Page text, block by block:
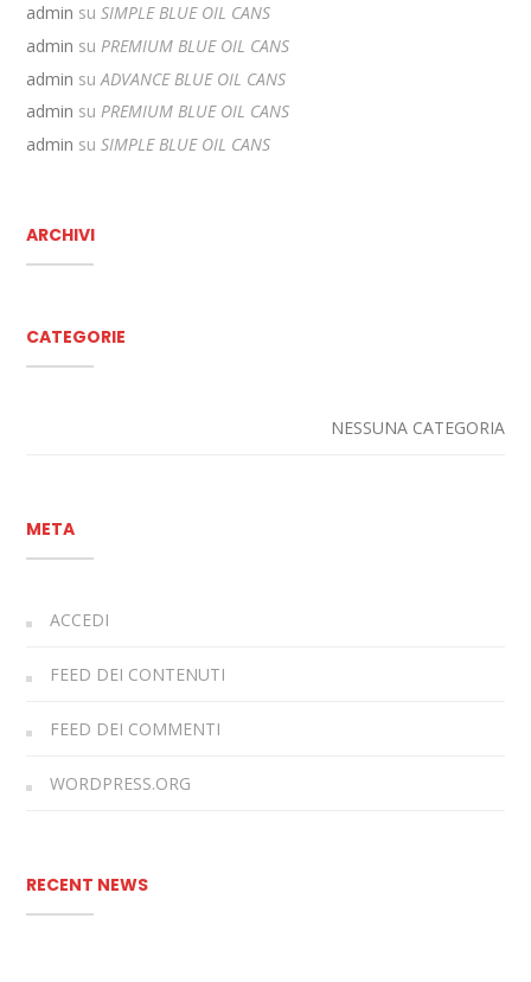
admin suSIMPLE BLUE OIL CANS
admin suPREMIUM BLUE OIL CANS
admin suADVANCE BLUE OIL CANS
admin suPREMIUM BLUE OIL CANS
admin suSIMPLE BLUE OIL CANS
ARCHIVI
CATEGORIE
NESSUNA CATEGORIA
META
ACCEDI
FEED DEI CONTENUTI
FEED DEI COMMENTI
WORDPRESS.ORG
RECENT NEWS